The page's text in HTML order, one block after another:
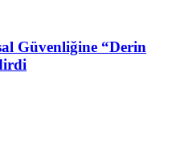
Güvenliğine “Derin